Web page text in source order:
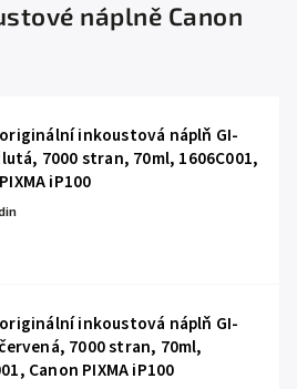
náplně Canon
inkoustová náplň GI-
7000 stran, 70ml, 1606C001,
iP100
inkoustová náplň GI-
7000 stran, 70ml,
Canon PIXMA iP100